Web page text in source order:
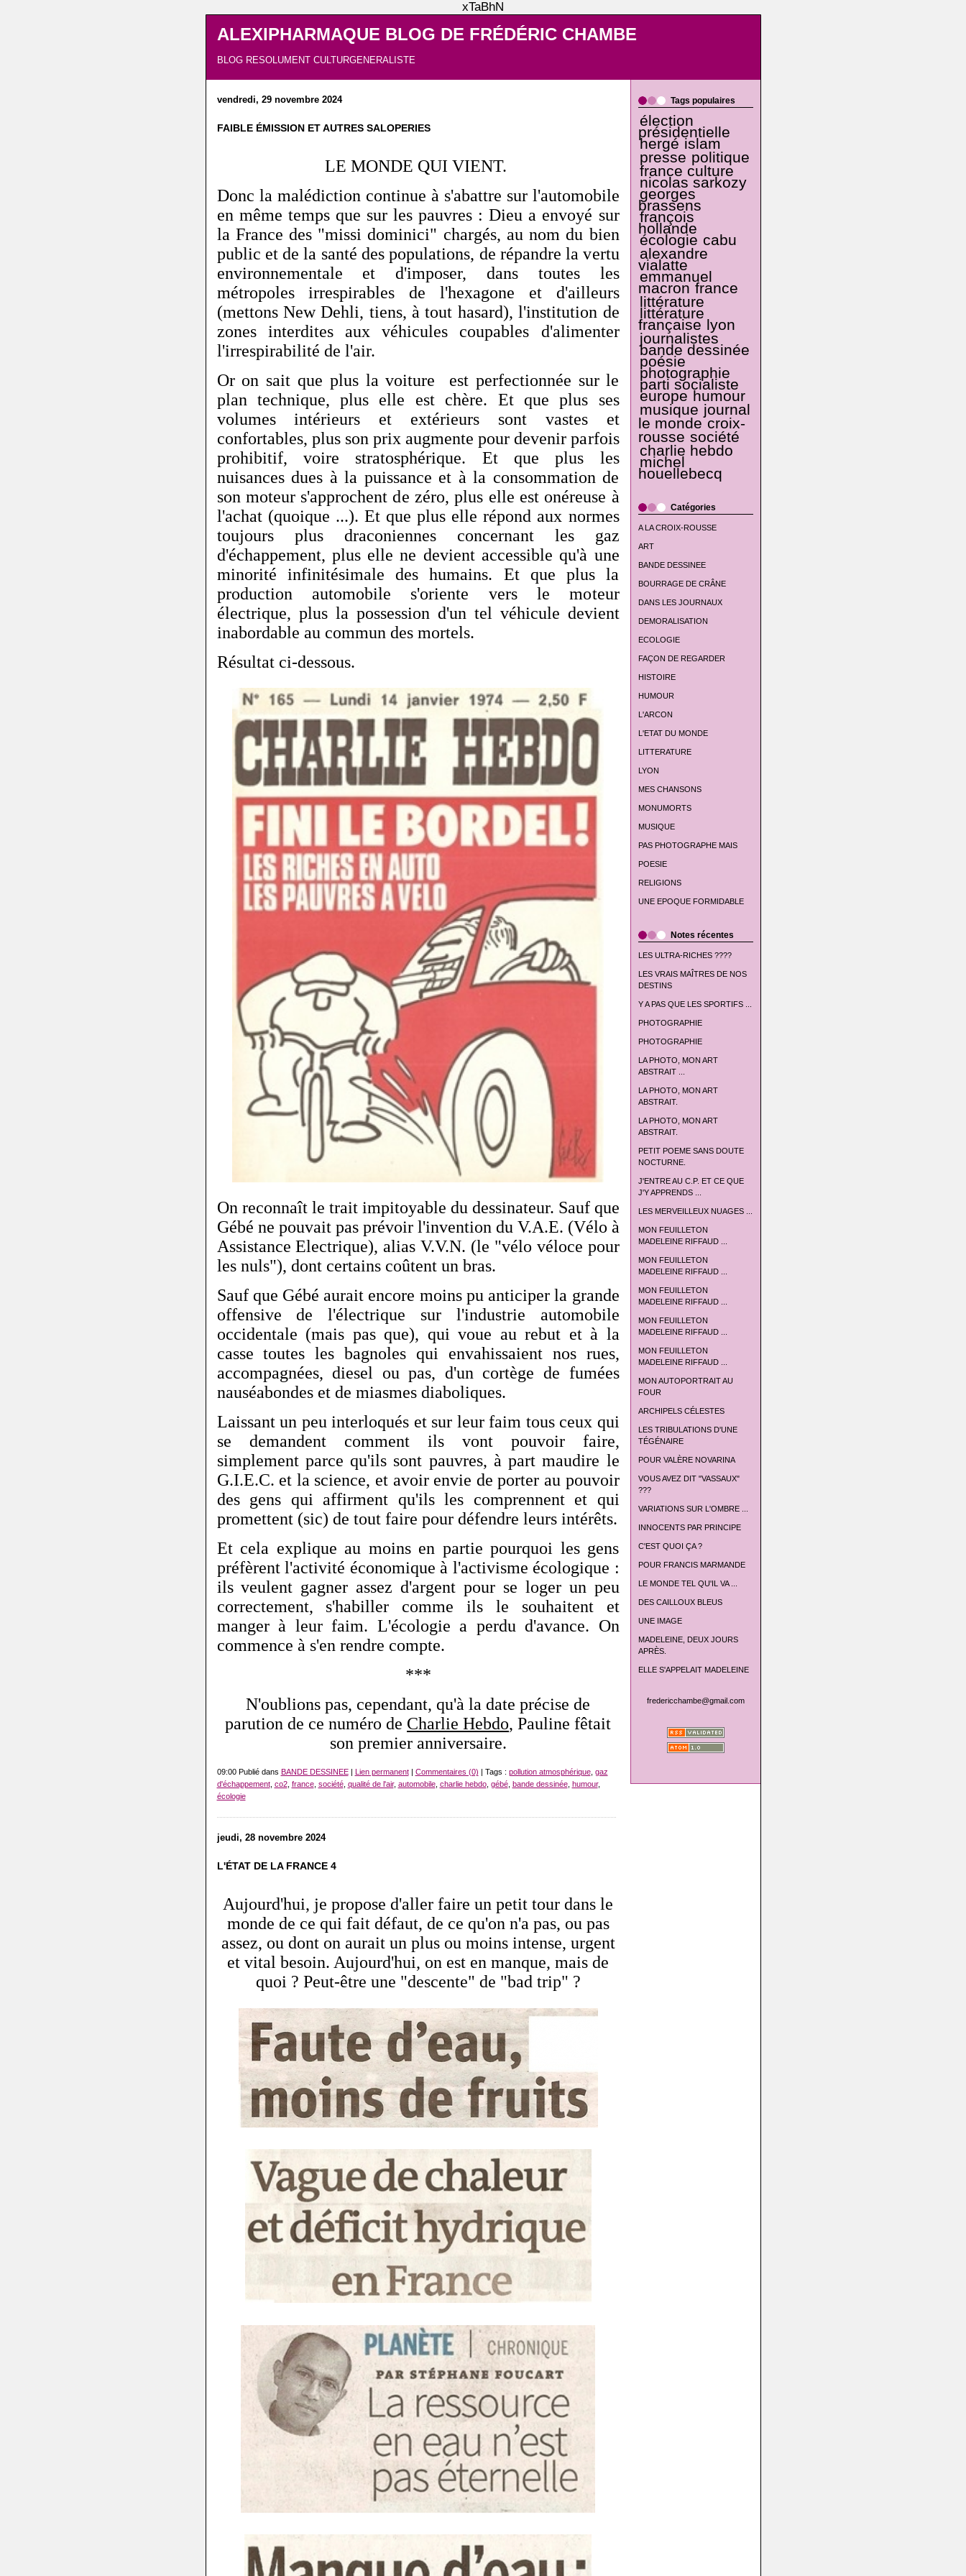
xTaBhN
ALEXIPHARMAQUE BLOG DE FRÉDÉRIC CHAMBE
BLOG RESOLUMENT CULTURGENERALISTE
Tags populaires
élection
présidentielle
hergé islam
presse politique
france culture
nicolas sarkozy
georges
brassens
françois
hollande
écologie cabu
alexandre
vialatte
emmanuel
macron france
littérature
littérature
française lyon
journalistes
bande dessinée
poésie
photographie
parti socialiste
europe humour
musique journal
le monde croix-
rousse société
charlie hebdo
michel
houellebecq
Catégories
A LA CROIX-ROUSSE
ART
BANDE DESSINEE
BOURRAGE DE CRÂNE
DANS LES JOURNAUX
DEMORALISATION
ECOLOGIE
FAÇON DE REGARDER
HISTOIRE
HUMOUR
L'ARCON
L'ETAT DU MONDE
LITTERATURE
LYON
MES CHANSONS
MONUMORTS
MUSIQUE
PAS PHOTOGRAPHE MAIS
POESIE
RELIGIONS
UNE EPOQUE FORMIDABLE
Notes récentes
LES ULTRA-RICHES ????
LES VRAIS MAÎTRES DE NOS
DESTINS
Y A PAS QUE LES SPORTIFS ...
PHOTOGRAPHIE
PHOTOGRAPHIE
LA PHOTO, MON ART
ABSTRAIT ...
LA PHOTO, MON ART
ABSTRAIT.
LA PHOTO, MON ART
ABSTRAIT.
PETIT POEME SANS DOUTE
NOCTURNE.
J'ENTRE AU C.P. ET CE QUE
J'Y APPRENDS ...
LES MERVEILLEUX NUAGES ...
MON FEUILLETON
MADELEINE RIFFAUD ...
MON FEUILLETON
MADELEINE RIFFAUD ...
MON FEUILLETON
MADELEINE RIFFAUD ...
MON FEUILLETON
MADELEINE RIFFAUD ...
MON FEUILLETON
MADELEINE RIFFAUD ...
MON AUTOPORTRAIT AU
FOUR
ARCHIPELS CÉLESTES
LES TRIBULATIONS D'UNE
TÉGÉNAIRE
POUR VALÈRE NOVARINA
VOUS AVEZ DIT "VASSAUX"
???
VARIATIONS SUR L'OMBRE ...
INNOCENTS PAR PRINCIPE
C'EST QUOI ÇA ?
POUR FRANCIS MARMANDE
LE MONDE TEL QU'IL VA ...
DES CAILLOUX BLEUS
UNE IMAGE
MADELEINE, DEUX JOURS
APRÈS.
ELLE S'APPELAIT MADELEINE
fredericchambe@gmail.com
vendredi, 29 novembre 2024
FAIBLE ÉMISSION ET AUTRES SALOPERIES
LE MONDE QUI VIENT.
Donc la malédiction continue à s'abattre sur l'automobile
en même temps que sur les pauvres : Dieu a envoyé sur
la France des "missi dominici" chargés, au nom du bien
public et de la santé des populations, de répandre la vertu
environnementale et d'imposer, dans toutes les
métropoles irrespirables de l'hexagone et d'ailleurs
(mettons New Dehli, tiens, à tout hasard), l'institution de
zones interdites aux véhicules coupables d'alimenter
l'irrespirabilité de l'air.
Or on sait que plus la voiture est perfectionnée sur le
plan technique, plus elle est chère. Et que plus ses
volumes intérieurs et extérieurs sont vastes et
confortables, plus son prix augmente pour devenir parfois
prohibitif, voire stratosphérique. Et que plus les
nuisances dues à la puissance et à la consommation de
son moteur s'approchent de zéro, plus elle est onéreuse à
l'achat (quoique ...). Et que plus elle répond aux normes
toujours plus draconiennes concernant les gaz
d'échappement, plus elle ne devient accessible qu'à une
minorité infinitésimale des humains. Et que plus la
production automobile s'oriente vers le moteur
électrique, plus la possession d'un tel véhicule devient
inabordable au commun des mortels.
Résultat ci-dessous.
On reconnaît le trait impitoyable du dessinateur. Sauf que
Gébé ne pouvait pas prévoir l'invention du V.A.E. (Vélo à
Assistance Electrique), alias V.V.N. (le "vélo véloce pour
les nuls"), dont certains coûtent un bras.
Sauf que Gébé aurait encore moins pu anticiper la grande
offensive de l'électrique sur l'industrie automobile
occidentale (mais pas que), qui voue au rebut et à la
casse toutes les bagnoles qui envahissaient nos rues,
accompagnées, diesel ou pas, d'un cortège de fumées
nauséabondes et de miasmes diaboliques.
Laissant un peu interloqués et sur leur faim tous ceux qui
se demandent comment ils vont pouvoir faire,
simplement parce qu'ils sont pauvres, à part maudire le
G.I.E.C. et la science, et avoir envie de porter au pouvoir
des gens qui affirment qu'ils les comprennent et qui
promettent (sic) de tout faire pour défendre leurs intérêts.
Et cela explique au moins en partie pourquoi les gens
préfèrent l'activité économique à l'activisme écologique :
ils veulent gagner assez d'argent pour se loger un peu
correctement, s'habiller comme ils le souhaitent et
manger à leur faim. L'écologie a perdu d'avance. On
commence à s'en rendre compte.
***
N'oublions pas, cependant, qu'à la date précise de
parution de ce numéro de Charlie Hebdo, Pauline fêtait
son premier anniversaire.
09:00 Publié dans BANDE DESSINEE| Lien permanent| Commentaires (0) | Tags : pollution atmosphérique, gaz
d'échappement, co2, france, société, qualité de l'air, automobile, charlie hebdo, gébé, bande dessinée, humour,
écologie
jeudi, 28 novembre 2024
L'ÉTAT DE LA FRANCE 4
Aujourd'hui, je propose d'aller faire un petit tour dans le
monde de ce qui fait défaut, de ce qu'on n'a pas, ou pas
assez, ou dont on aurait un plus ou moins intense, urgent
et vital besoin. Aujourd'hui, on est en manque, mais de
quoi ? Peut-être une "descente" de "bad trip" ?